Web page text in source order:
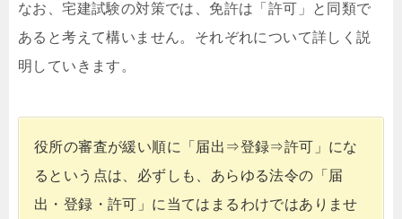
なお、宅建試験の対策では、免許は「許可」と同類で
あると考えて構いません。それぞれについて詳しく説
明していきます。
役所の審査が緩い順に「届出⇒登録⇒許可」にな
るという点は、必ずしも、あらゆる法令の「届
出・登録・許可」に当てはまるわけではありませ